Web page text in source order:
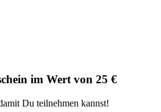
im Wert von 25 €
Du teilnehmen kannst!